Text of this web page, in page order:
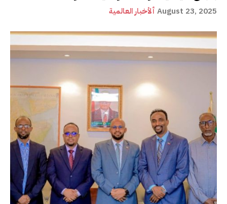
ألأخبار العالمية August 23, 2025